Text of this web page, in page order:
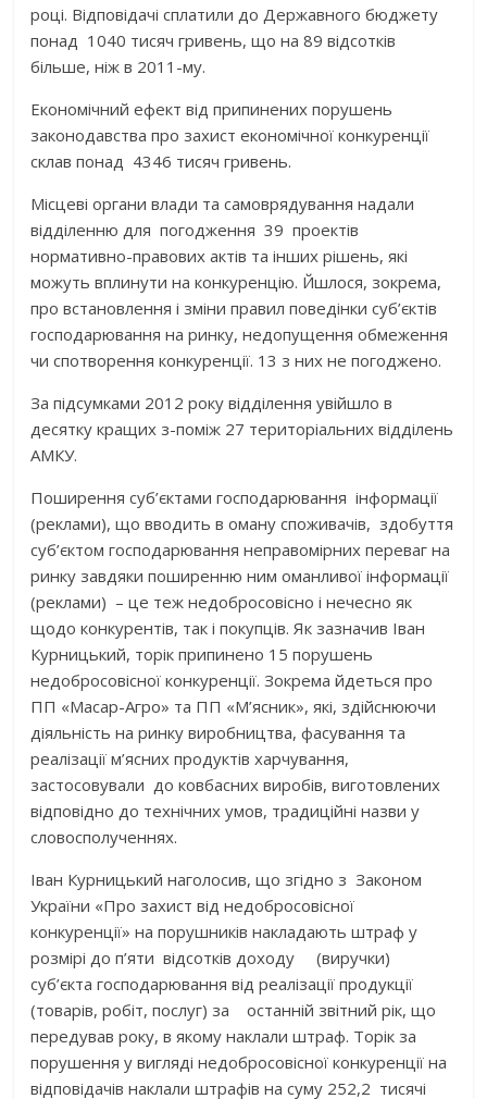
році. Відповідачі сплатили до Державного бюджету
понад 1040 тисяч гривень, що на 89 відсотків
більше, ніж в 2011-му.
Економічний ефект від припинених порушень
законодавства про захист економічної конкуренції
склав понад 4346 тисяч гривень.
Місцеві органи влади та самоврядування надали
відділенню для погодження 39 проектів
нормативно-правових актів та інших рішень, які
можуть вплинути на конкуренцію. Йшлося, зокрема,
про встановлення і зміни правил поведінки суб’єктів
господарювання на ринку, недопущення обмеження
чи спотворення конкуренції. 13 з них не погоджено.
За підсумками 2012 року відділення увійшло в
десятку кращих з-поміж 27 територіальних відділень
АМКУ.
Поширення суб’єктами господарювання інформації
(реклами), що вводить в оману споживачів, здобуття
суб’єктом господарювання неправомірних переваг на
ринку завдяки поширенню ним оманливої інформації
(реклами) – це теж недобросовісно і нечесно як
щодо конкурентів, так і покупців. Як зазначив Іван
Курницький, торік припинено 15 порушень
недобросовісної конкуренції. Зокрема йдеться про
ПП «Масар-Агро» та ПП «М’ясник», які, здійснюючи
діяльність на ринку виробництва, фасування та
реалізації м’ясних продуктів харчування,
застосовували до ковбасних виробів, виготовлених
відповідно до технічних умов, традиційні назви у
словосполученнях.
Іван Курницький наголосив, що згідно з Законом
України «Про захист від недобросовісної
конкуренції» на порушників накладають штраф у
розмірі до п’яти відсотків доходу (виручки)
суб’єкта господарювання від реалізації продукції
(товарів, робіт, послуг) за останній звітний рік, що
передував року, в якому наклали штраф. Торік за
порушення у вигляді недобросовісної конкуренції на
відповідачів наклали штрафів на суму 252,2 тисячі